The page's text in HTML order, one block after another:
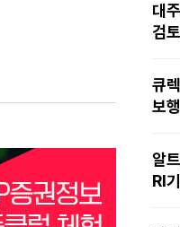
대
검
큐
보
알
RI